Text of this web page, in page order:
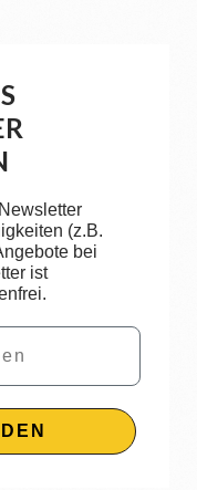
(z.B.
bei
ist